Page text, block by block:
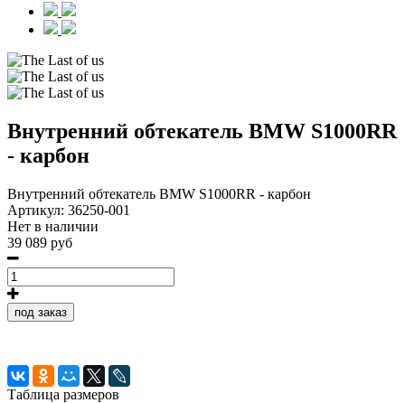
Внутренний обтекатель BMW S1000RR
- карбон
Внутренний обтекатель BMW S1000RR - карбон
Артикул: 36250-001
Нет в наличии
39 089 руб
под заказ
Таблица размеров